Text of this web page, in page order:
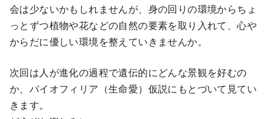
会は少ないかもしれませんが、身の回りの環境からちょ
っとずつ植物や花などの自然の要素を取り入れて、心や
からだに優しい環境を整えていきませんか。
次回は人が進化の過程で遺伝的にどんな景観を好むの
か、バイオフィリア（生命愛）仮説にもとづいて見てい
きます。